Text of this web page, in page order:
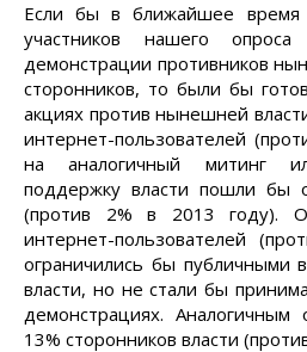
Если бы в ближайшее время
участников нашего опроса
демонстрации противников
сторонников, то были бы
акциях против нынешней
интернет-пользователей
на аналогичный митинг
поддержку власти пошли бы
(против 2% в 2013 году).
интернет-пользователей
ограничились бы публичными
власти, но не стали бы
демонстрациях. Аналогичным
13% сторонников власти